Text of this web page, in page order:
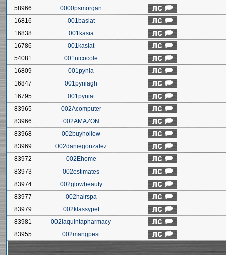
58966
0000psmorgan
16816
001basiat
16838
001kasia
16786
001kasiat
54081
001nicocole
16809
001pynia
16847
001pyniagh
16795
001pyniat
83965
002Acomputer
83966
002AMAZON
83968
002buyhollow
83969
002daniegonzalez
83972
002Ehome
83973
002estimates
83974
002glowbeauty
83977
002hairspa
83979
002klassypet
83981
002laquintapharmacy
83955
002mangpest